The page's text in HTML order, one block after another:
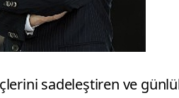
sadeleştiren ve